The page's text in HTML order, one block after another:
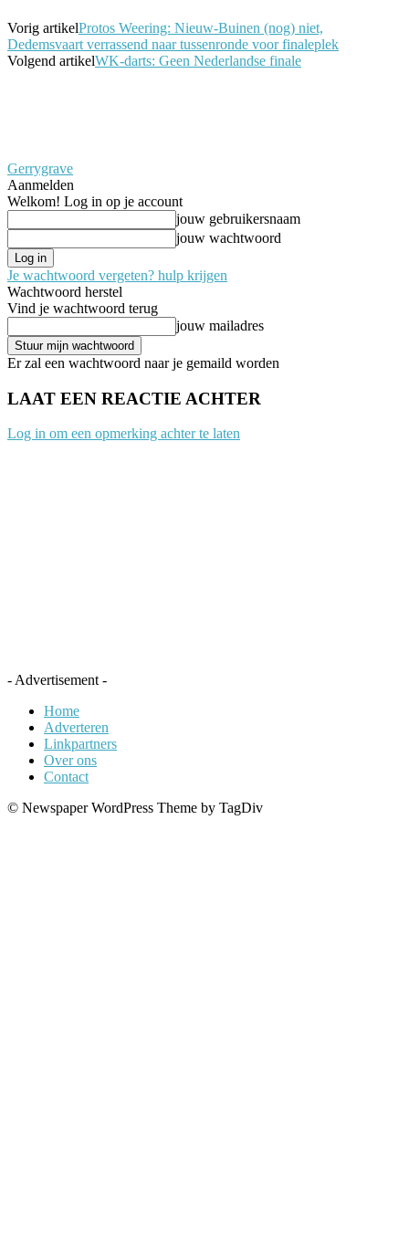
Vorig artikelProtos Weering: Nieuw-Buinen (nog) niet,
Dedemsvaart verrassend naar tussenronde voor finaleplek
Volgend artikelWK-darts: Geen Nederlandse finale
Gerrygrave
Aanmelden
Welkom! Log in op je account
jouw gebruikersnaam
jouw wachtwoord
Je wachtwoord vergeten? hulp krijgen
Wachtwoord herstel
Vind je wachtwoord terug
jouw mailadres
Er zal een wachtwoord naar je gemaild worden
LAAT EEN REACTIE ACHTER
Log in om een opmerking achter te laten
- Advertisement -
Home
Adverteren
Linkpartners
Over ons
Contact
© Newspaper WordPress Theme by TagDiv